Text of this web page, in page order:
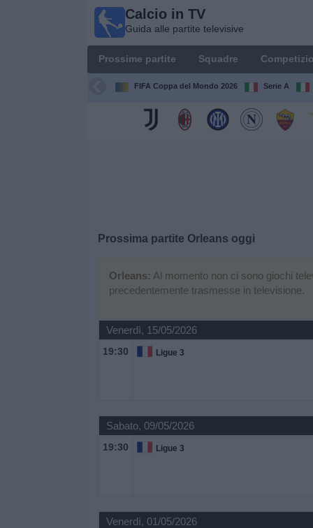
Calcio in TV
Guida alle partite televisive
Prossime partite Squadre
FIFA Coppa del Mondo 2026 Serie A
Prossima partite Orleans oggi
Orleans: Al momento non ci sono giochi
precedentemente trasmesse in televisione.
Venerdì, 15/05/2026
19:30 Ligue 3
Sabato, 09/05/2026
19:30 Ligue 3
Venerdì, 01/05/2026